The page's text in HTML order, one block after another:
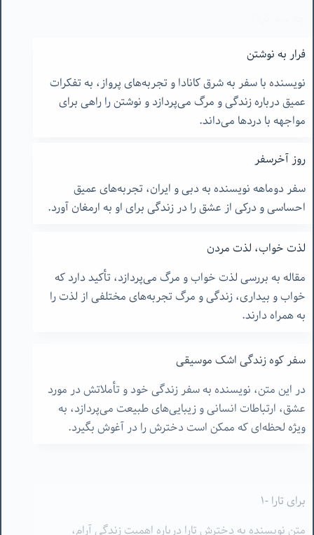
نویسنده به دو راه زندگی اشاره می‌کند: یکی مشغول شدن به
امور دنیوی و دیگری درون‌نگری و جستجوی معنای عمیق
زندگی.
فرار به نوشتن
نویسنده با سفر به شرق کانادا و تجربه‌های پرواز، به تفکرات
عمیق درباره زندگی و مرگ می‌پردازد و نوشتن را راهی برای
مواجهه با دردها می‌داند.
روز آخرسفر
سفر دوماهه نویسنده به دبی و ایران، تجربه‌های عمیق
احساسی و درکی از عشق را در زندگی برای او به ارمغان آورد.
لذت خواب، لذت مردن
مقاله به بررسی لذت خواب و مرگ می‌پردازد، تأکید دارد که
خواب و بیداری، زندگی و مرگ تجربه‌های مختلفی از لذت را
به همراه دارند.
سفر کوه زندگی اشک موسیقی
در این متن، نویسنده به سفر زندگی خود و تأملاتش در مورد
عشق، ارتباطات انسانی و زیبایی‌های طبیعت می‌پردازد، به
ویژه لحظه‌ای که ممکن است دخترش را در آغوش بگیرد.
آموختن زبان و فرهنگ، و تأکید بر مسؤولیت‌های شخصی و
روحی نوشته شده است.